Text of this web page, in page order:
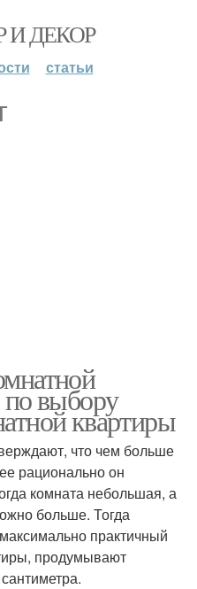
И ДЕКОР
статьи
выбору
квартиры
что чем больше
рационально он
комната небольшая, а
больше. Тогда
практичный
продумывают